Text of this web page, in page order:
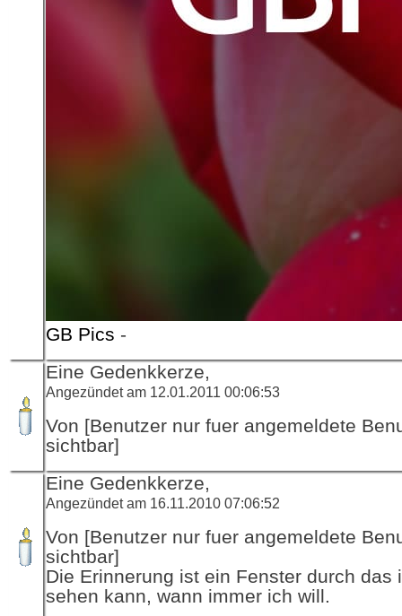
GB Pics -
Eine Gedenkkerze,
Angezündet am 12.01.2011 00:06:53
Von [Benutzer nur fuer angemeldete
sichtbar]
Eine Gedenkkerze,
Angezündet am 16.11.2010 07:06:52
Von [Benutzer nur fuer angemeldete
sichtbar]
Die Erinnerung ist ein Fenster durch das
sehen kann, wann immer ich will.